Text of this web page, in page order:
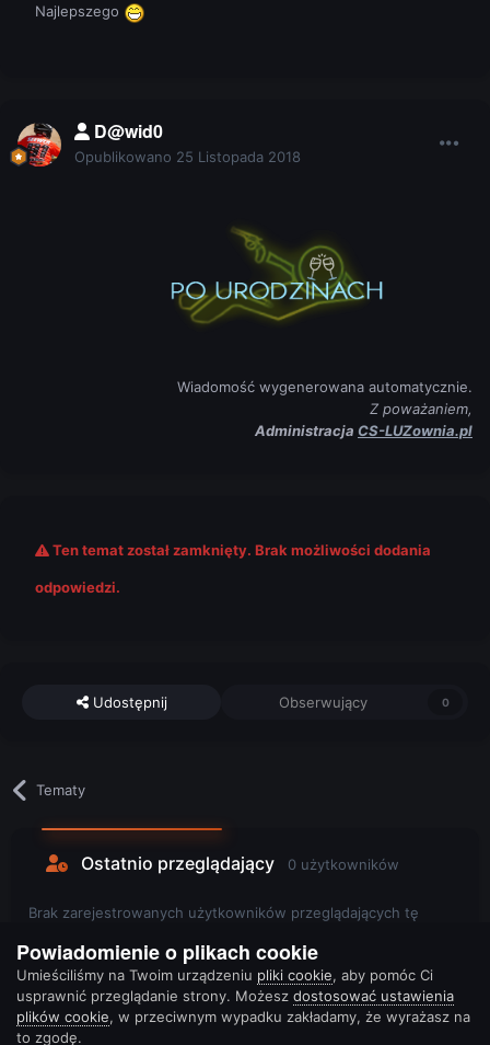
Najlepszego
D@wid0
Opublikowano 25 Listopada 2018
Wiadomość wygenerowana automatycznie.
Z poważaniem,
Administracja CS-LUZownia.pl
Ten temat został zamknięty. Brak możliwości dodania
odpowiedzi.
Udostępnij Obserwujący 0
Tematy
Ostatnio przeglądający 0 użytkowników
Brak zarejestrowanych użytkowników przeglądających tę
Powiadomienie o plikach cookie
Umieściliśmy na Twoim urządzeniu pliki cookie, aby pomóc Ci
usprawnić przeglądanie strony. Możesz dostosować ustawienia
plików cookie, w przeciwnym wypadku zakładamy, że wyrażasz na
to zgodę.